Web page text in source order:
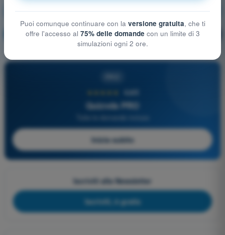
Onde radio, frequenze e canali VHF
Allenamento! 🔒 PRO Spiegazione domanda
4,6/5
Quizvds PRO
Inizia subito
Iscriviti alla Newsletter
Iscriviti, è gratis
Puoi comunque continuare con la versione gratuita, che ti
offre l'accesso al 75% delle domande con un limite di 3
simulazioni ogni 2 ore.